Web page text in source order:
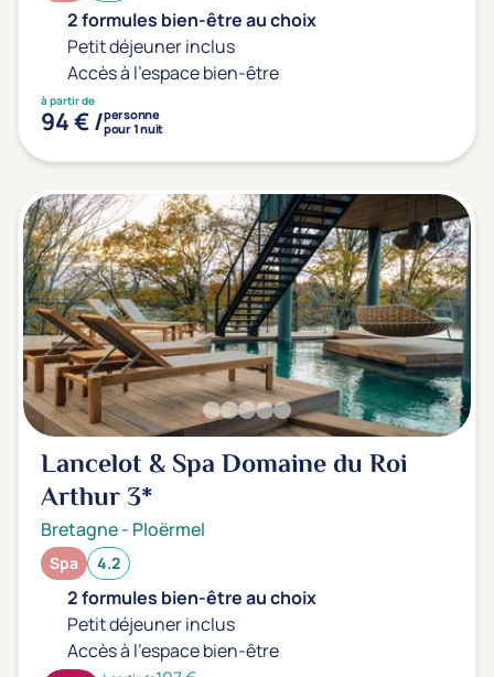
2 formules bien-être au choix
Petit déjeuner inclus
Accès à l'espace bien-être
à partir de
94 € /personne
pour 1 nuit
Lancelot & Spa Domaine du Roi
Arthur3*
Bretagne- Ploërmel
Spa 4.2
2 formules bien-être au choix
Petit déjeuner inclus
Accès à l'espace bien-être